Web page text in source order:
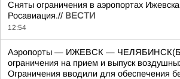
Сняты ограничения в аэропортах
Росавиация.// ВЕСТИ
12:54
Аэропорты — ИЖЕВСК —
ограничения на прием и выпуск
Ограничения вводили для обеспечения